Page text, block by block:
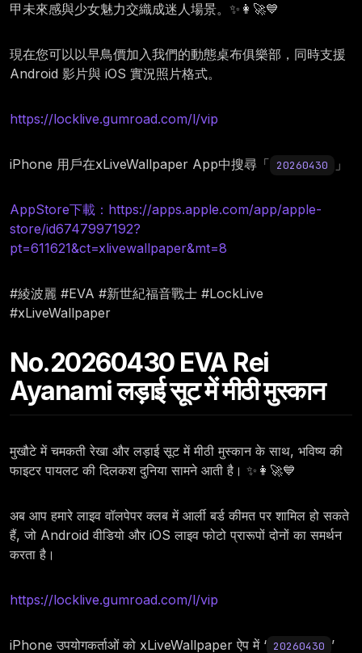
甲未來感與少女魅力交織成迷人場景。✨👩‍🚀💙
現在您可以以早鳥價加入我們的動態桌布俱樂部，同時支援
Android 影片與 iOS 實況照片格式。
https://locklive.gumroad.com/l/vip
iPhone 用戶在xLiveWallpaper App中搜尋「 20260430 」
AppStore下載：https://apps.apple.com/app/apple-
store/id6747997192?
pt=611621&ct=xlivewallpaper&mt=8
#綾波麗 #EVA #新世紀福音戰士 #LockLive
#xLiveWallpaper
No.20260430 EVA Rei
Ayanami लड़ाई सूट में मीठी मुस्कान
मुखौटे में चमकती रेखा और लड़ाई सूट में मीठी मुस्कान के साथ, भविष्य की
फाइटर पायलट की दिलकश दुनिया सामने आती है। ✨👩‍🚀💙
अब आप हमारे लाइव वॉलपेपर क्लब में आर्ली बर्ड कीमत पर शामिल हो सकते
हैं, जो Android वीडियो और iOS लाइव फोटो प्रारूपों दोनों का समर्थन
करता है।
https://locklive.gumroad.com/l/vip
iPhone उपयोगकर्ताओं को xLiveWallpaper ऐप में ‘ 20260430 ’